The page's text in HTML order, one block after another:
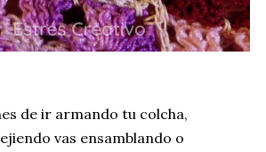
de ir armando tu colcha,
vas ensamblando o